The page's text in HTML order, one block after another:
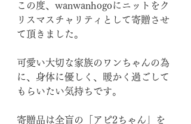
この度、wanwanhogoにニットをク
リスマスチャリティとして寄贈させ
て頂きました。
可愛い大切な家族のワンちゃんの為
に、身体に優しく、暖かく過ごして
もらいたい気持ちです。
寄贈品は全盲の「アピ2ちゃん」を